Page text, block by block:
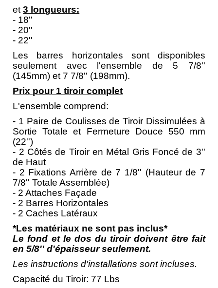
et3 longueurs:
- 18''
- 20''
- 22''
Les barres horizontales sont disponibles
seulement avec l'ensemble de 5 7/8''
(145mm) et 7 7/8'' (198mm).
Prix pour 1 tiroir complet
L'ensemble comprend:
- 1 Paire de Coulisses de Tiroir Dissimulées à
Sortie Totale et Fermeture Douce 550 mm
(22'')
- 2 Côtés de Tiroir en Métal Gris Foncé de 3''
de Haut
- 2 Fixations Arrière de 7 1/8'' (Hauteur de 7
7/8'' Totale Assemblée)
- 2 Attaches Façade
- 2 Barres Horizontales
- 2 Caches Latéraux
*Les matériaux ne sont pas inclus*
Le fond et le dos du tiroir doivent être fait
en 5/8'' d'épaisseur seulement.
Les instructions d'installations sont incluses.
Capacité du Tiroir: 77 Lbs